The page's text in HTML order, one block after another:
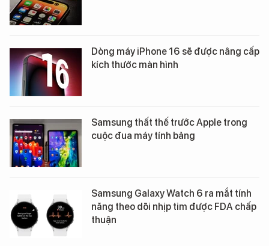
Dòng máy iPhone 16 sẽ được nâng cấp
kích thước màn hình
Samsung thất thế trước Apple trong
cuộc đua máy tính bảng
Samsung Galaxy Watch 6 ra mắt tính
năng theo dõi nhịp tim được FDA chấp
thuận